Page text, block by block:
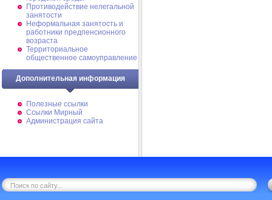
Противодействие нелегальной
занятости
Неформальная занятость и
работники предпенсионного
возраста
Территориальное
общественное самоуправление
Дополнительная информация
Полезные ссылки
Ссылки Мирный
Администрация сайта